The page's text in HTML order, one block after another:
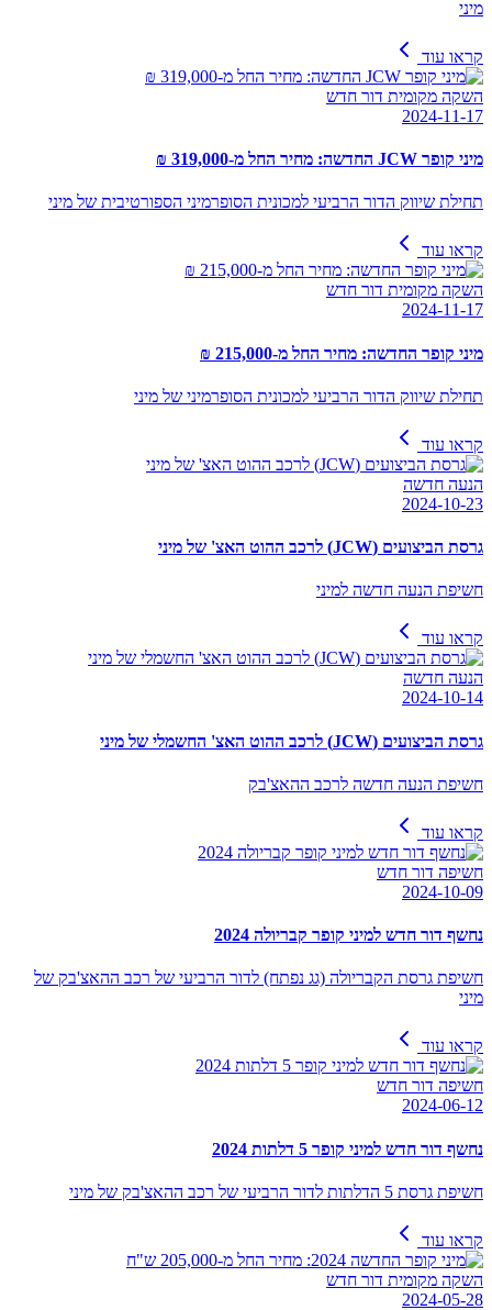
מיני
קראו עוד
השקה מקומית דור חדש
2024-11-17
מיני קופר JCW החדשה: מחיר החל מ-319,000 ₪
תחילת שיווק הדור הרביעי למכונית הסופרמיני הספורטיבית של מיני
קראו עוד
השקה מקומית דור חדש
2024-11-17
מיני קופר החדשה: מחיר החל מ-215,000 ₪
תחילת שיווק הדור הרביעי למכונית הסופרמיני של מיני
קראו עוד
הנעה חדשה
2024-10-23
גרסת הביצועים (JCW) לרכב ההוט האצ' של מיני
חשיפת הנעה חדשה למיני
קראו עוד
הנעה חדשה
2024-10-14
גרסת הביצועים (JCW) לרכב ההוט האצ' החשמלי של מיני
חשיפת הנעה חדשה לרכב ההאצ'בק
קראו עוד
חשיפה דור חדש
2024-10-09
נחשף דור חדש למיני קופר קבריולה 2024
חשיפת גרסת הקבריולה (גג נפתח) לדור הרביעי של רכב ההאצ'בק של
מיני
קראו עוד
חשיפה דור חדש
2024-06-12
נחשף דור חדש למיני קופר 5 דלתות 2024
חשיפת גרסת 5 הדלתות לדור הרביעי של רכב ההאצ'בק של מיני
קראו עוד
השקה מקומית דור חדש
2024-05-28